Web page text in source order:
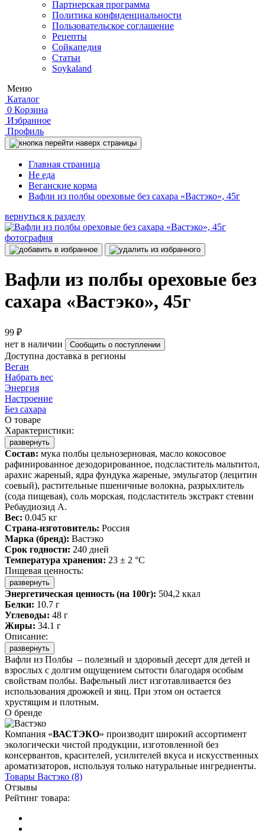
Партнерская программа
Политика конфиденциальности
Пользовательское соглашение
Рецепты
Сойкапедия
Статьи
Soykaland
Меню
Каталог
0 Корзина
Избранное
Профиль
Главная страница
Не еда
Веганские корма
Вафли из полбы ореховые без сахара «Вастэко», 45г
вернуться к разделу
Вафли из полбы ореховые без
сахара «Вастэко», 45г
99 ₽
нет в наличии
Сообщить о поступлении
Доступна доставка в регионы
Веган
Набрать вес
Энергия
Настроение
Без сахара
О товаре
Характеристики:
развернуть
Состав: мука полбы цельнозерновая, масло кокосовое
рафинированное дезодорированное, подсластитель мальтитол,
арахис жареный, ядра фундука жареные, эмульгатор (лецитин
соевый), растительные пшеничные волокна, разрыхлитель
(сода пищевая), соль морская, подсластитель экстракт стевии
Ребаудиозид А.
Вес: 0.045 кг
Страна-изготовитель: Россия
Марка (бренд): Вастэко
Срок годности: 240 дней
Температура хранения: 23 ± 2 °C
Пищевая ценность:
развернуть
Энергетическая ценность (на 100г): 504,2 ккал
Белки: 10.7 г
Углеводы: 48 г
Жиры: 34.1 г
Описание:
развернуть
Вафли из Полбы – полезный и здоровый десерт для детей и
взрослых с долгим ощущением сытости благодаря особым
свойствам полбы. Вафельный лист изготавливается без
использования дрожжей и яиц. При этом он остается
хрустящим и плотным.
О бренде
Компания «ВАСТЭКО» производит широкий ассортимент
экологически чистой продукции, изготовленной без
консервантов, красителей, усилителей вкуса и искусственных
ароматизаторов, используя только натуральные ингредиенты.
Товары Вастэко (8)
Отзывы
Рейтинг товара: